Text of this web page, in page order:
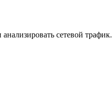
сетевой трафик.